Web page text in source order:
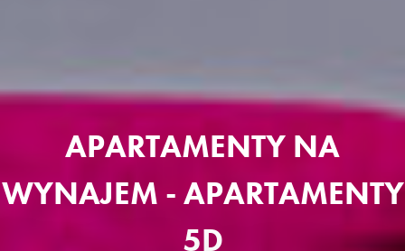
APARTAMENTY NA
WYNAJEM - APARTAMENTY
5D